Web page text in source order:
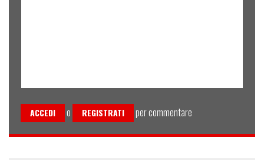
ACCEDI o REGISTRATI per commentare